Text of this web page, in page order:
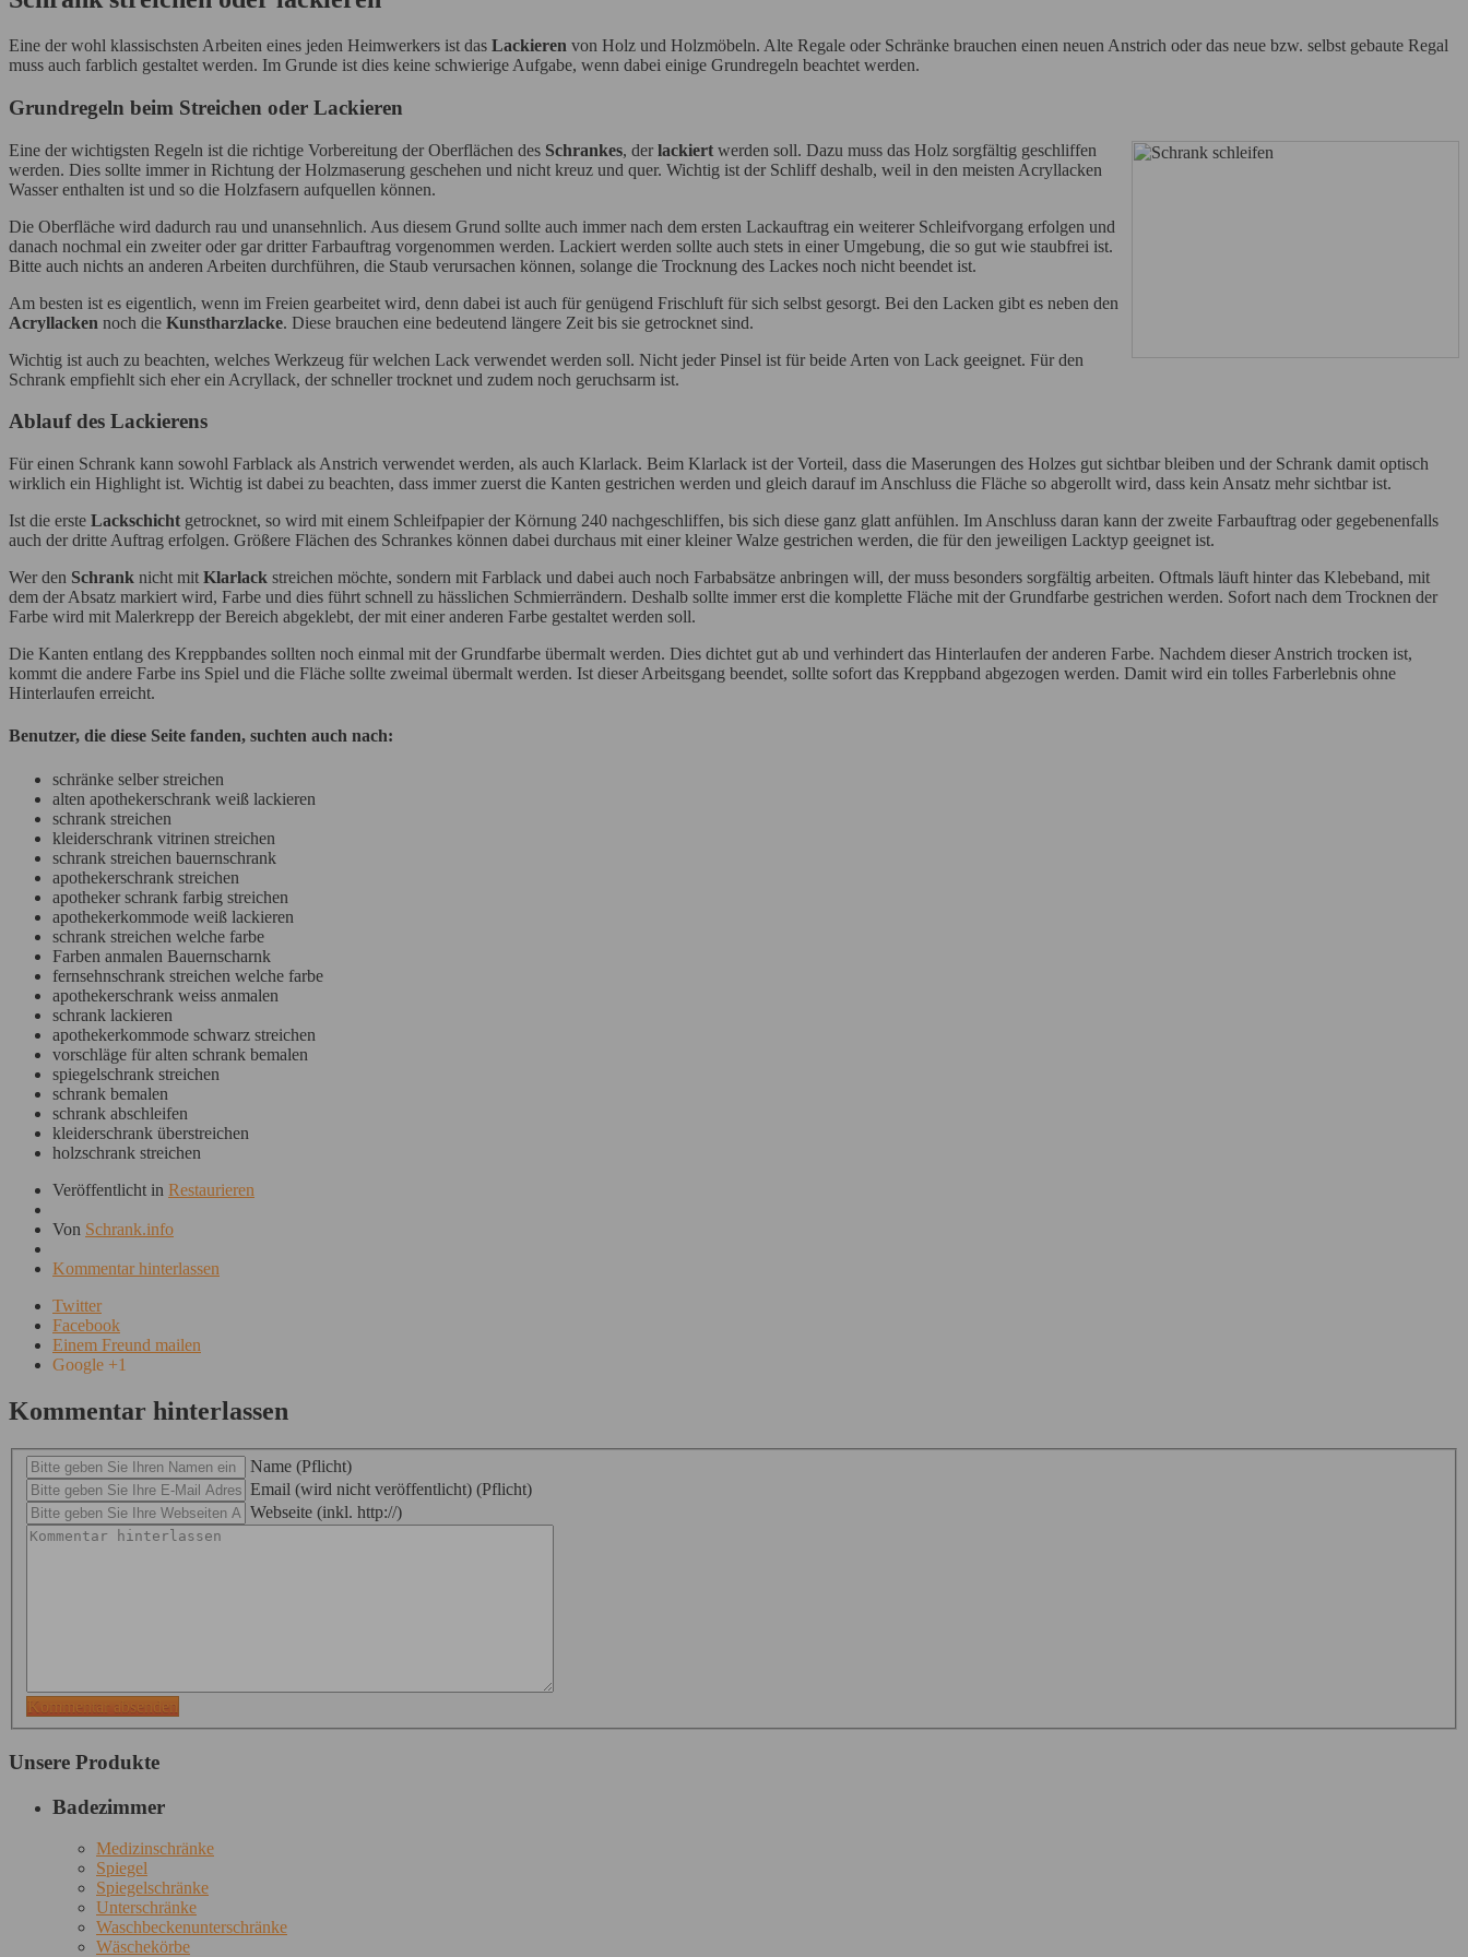
Eine der wohl klassischsten Arbeiten eines jeden Heimwerkers ist das Lackieren von Holz und Holzmöbeln. Alte Regale oder Schränke brauchen einen neuen Anstrich oder das neue bzw. selbst gebaute Regal
muss auch farblich gestaltet werden. Im Grunde ist dies keine schwierige Aufgabe, wenn dabei einige Grundregeln beachtet werden.
Grundregeln beim Streichen oder Lackieren
Eine der wichtigsten Regeln ist die richtige Vorbereitung der Oberflächen des Schrankes, der lackiert werden soll. Dazu muss das Holz sorgfältig geschliffen
werden. Dies sollte immer in Richtung der Holzmaserung geschehen und nicht kreuz und quer. Wichtig ist der Schliff deshalb, weil in den meisten Acryllacken
Wasser enthalten ist und so die Holzfasern aufquellen können.
Die Oberfläche wird dadurch rau und unansehnlich. Aus diesem Grund sollte auch immer nach dem ersten Lackauftrag ein weiterer Schleifvorgang erfolgen und
danach nochmal ein zweiter oder gar dritter Farbauftrag vorgenommen werden. Lackiert werden sollte auch stets in einer Umgebung, die so gut wie staubfrei ist.
Bitte auch nichts an anderen Arbeiten durchführen, die Staub verursachen können, solange die Trocknung des Lackes noch nicht beendet ist.
Am besten ist es eigentlich, wenn im Freien gearbeitet wird, denn dabei ist auch für genügend Frischluft für sich selbst gesorgt. Bei den Lacken gibt es neben den
Acryllacken noch die Kunstharzlacke. Diese brauchen eine bedeutend längere Zeit bis sie getrocknet sind.
Wichtig ist auch zu beachten, welches Werkzeug für welchen Lack verwendet werden soll. Nicht jeder Pinsel ist für beide Arten von Lack geeignet. Für den
Schrank empfiehlt sich eher ein Acryllack, der schneller trocknet und zudem noch geruchsarm ist.
Ablauf des Lackierens
Für einen Schrank kann sowohl Farblack als Anstrich verwendet werden, als auch Klarlack. Beim Klarlack ist der Vorteil, dass die Maserungen des Holzes gut sichtbar bleiben und der Schrank damit optisch
wirklich ein Highlight ist. Wichtig ist dabei zu beachten, dass immer zuerst die Kanten gestrichen werden und gleich darauf im Anschluss die Fläche so abgerollt wird, dass kein Ansatz mehr sichtbar ist.
Ist die erste Lackschicht getrocknet, so wird mit einem Schleifpapier der Körnung 240 nachgeschliffen, bis sich diese ganz glatt anfühlen. Im Anschluss daran kann der zweite Farbauftrag oder gegebenenfalls
auch der dritte Auftrag erfolgen. Größere Flächen des Schrankes können dabei durchaus mit einer kleiner Walze gestrichen werden, die für den jeweiligen Lacktyp geeignet ist.
Wer den Schrank nicht mit Klarlack streichen möchte, sondern mit Farblack und dabei auch noch Farbabsätze anbringen will, der muss besonders sorgfältig arbeiten. Oftmals läuft hinter das Klebeband, mit
dem der Absatz markiert wird, Farbe und dies führt schnell zu hässlichen Schmierrändern. Deshalb sollte immer erst die komplette Fläche mit der Grundfarbe gestrichen werden. Sofort nach dem Trocknen der
Farbe wird mit Malerkrepp der Bereich abgeklebt, der mit einer anderen Farbe gestaltet werden soll.
Die Kanten entlang des Kreppbandes sollten noch einmal mit der Grundfarbe übermalt werden. Dies dichtet gut ab und verhindert das Hinterlaufen der anderen Farbe. Nachdem dieser Anstrich trocken ist,
kommt die andere Farbe ins Spiel und die Fläche sollte zweimal übermalt werden. Ist dieser Arbeitsgang beendet, sollte sofort das Kreppband abgezogen werden. Damit wird ein tolles Farberlebnis ohne
Hinterlaufen erreicht.
Benutzer, die diese Seite fanden, suchten auch nach:
schränke selber streichen
alten apothekerschrank weiß lackieren
schrank streichen
kleiderschrank vitrinen streichen
schrank streichen bauernschrank
apothekerschrank streichen
apotheker schrank farbig streichen
apothekerkommode weiß lackieren
schrank streichen welche farbe
Farben anmalen Bauernscharnk
fernsehnschrank streichen welche farbe
apothekerschrank weiss anmalen
schrank lackieren
apothekerkommode schwarz streichen
vorschläge für alten schrank bemalen
spiegelschrank streichen
schrank bemalen
schrank abschleifen
kleiderschrank überstreichen
holzschrank streichen
Veröffentlicht in Restaurieren
Von Schrank.info
Kommentar hinterlassen
Twitter
Facebook
Einem Freund mailen
Google +1
Kommentar hinterlassen
Name (Pflicht)
Email (wird nicht veröffentlicht) (Pflicht)
Webseite (inkl. http://)
Kommentar absenden
Unsere Produkte
Badezimmer
Medizinschränke
Spiegel
Spiegelschränke
Unterschränke
Waschbeckenunterschränke
Wäschekörbe